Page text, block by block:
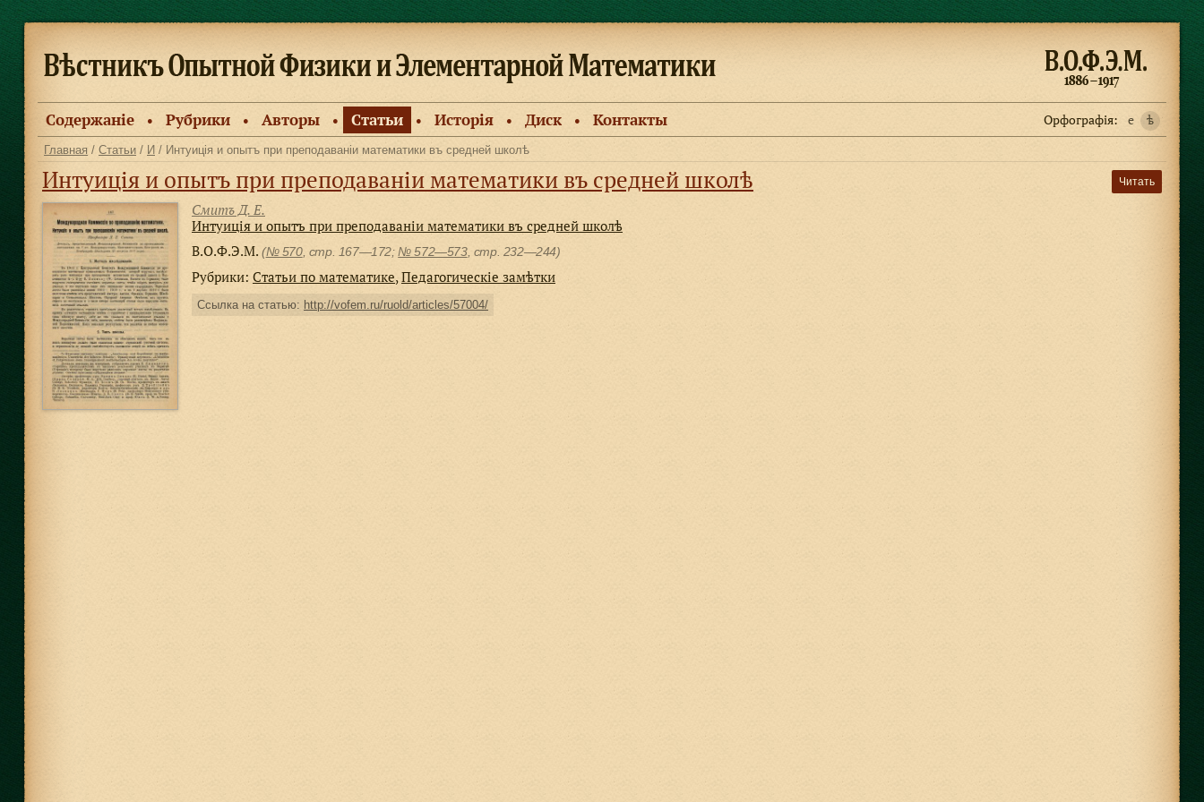
Содержанiе ● Рубрики ● Авторы ● Статьи ● Исторiя ● Диск ● Контакты Орфографiя: e ѣ
Главная / Статьи / И / Интуиція и опытъ при преподаваніи математики въ средней школѣ
Читать
Интуиція и опытъ при преподаваніи математики въ средней школѣ
Смитъ Д. Е.
Интуиція и опытъ при преподаваніи математики въ средней школѣ
В.О.Ф.Э.М. (№ 570, стр. 167—172; № 572—573, cтр. 232—244)
Рубрики: Статьи по математике,Педагогическiе замѣтки
Ссылка на статью: http://vofem.ru/ruold/articles/57004/